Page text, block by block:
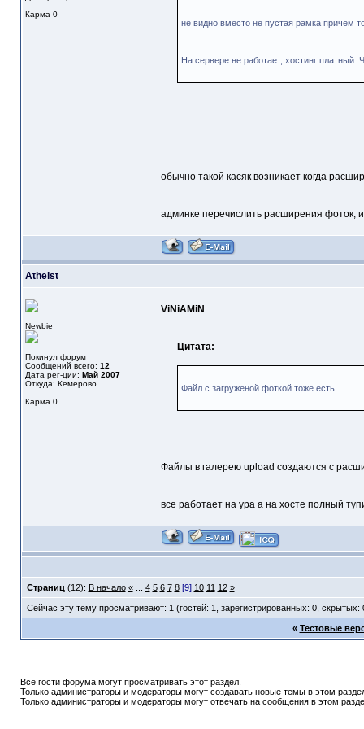
Карма 0
не видно вместо не пустая рамка причем
На сервере не работает, хостинг платный.
обычно такой касяк возникает когда
админке перечислить расширения фоток,
Atheist
Newbie
Покинул форум
Сообщений всего: 12
Дата рег-ции: Май 2007
Откуда: Кемерово
Карма 0
ViNiAMiN
Цитата:
Файл с загруженой фоткой тоже есть.
Файлы в галерею upload создаются с
все работает на ура а на хосте полный
Страниц (12): В начало «... 4 5 6 7 8 [9] 10 11 12 »
Сейчас эту тему просматривают: 1 (гостей: 1, зарегистрированных: 0, скрытых:
« Тестовые
Все гости форума могут просматривать этот раздел.
Только администраторы и модераторы могут создавать новые темы в этом
Только администраторы и модераторы могут отвечать на сообщения в этом